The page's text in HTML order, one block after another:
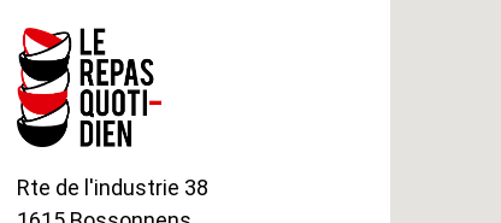
Rte de l'industrie 38